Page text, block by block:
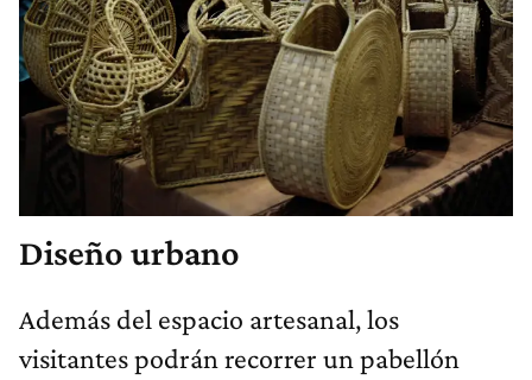
Diseño urbano
Además del espacio artesanal, los
visitantes podrán recorrer un pabellón